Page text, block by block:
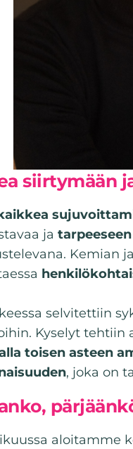
siirtymään
ja
Kemian
selvitettiin
Kyselyt tehtiin
toisen asteen
, joka on
aloitamme